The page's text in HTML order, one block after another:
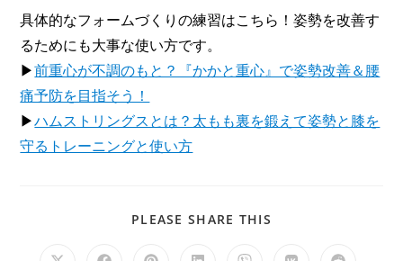
具体的なフォームづくりの練習はこちら！姿勢を改善す
るためにも大事な使い方です。
▶前重心が不調のもと？『かかと重心』で姿勢改善＆腰
痛予防を目指そう！
▶ハムストリングスとは？太もも裏を鍛えて姿勢と膝を
守るトレーニングと使い方
PLEASE SHARE THIS